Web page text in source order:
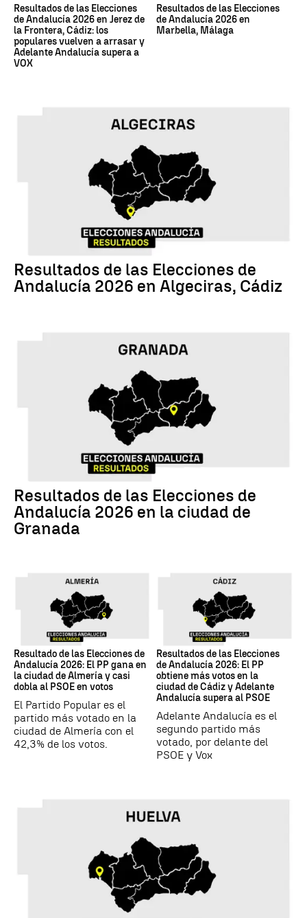
Resultados de las Elecciones
de Andalucía 2026 en Jerez de
la Frontera, Cádiz: los
populares vuelven a arrasar y
Adelante Andalucía supera a
VOX
Resultados de las Elecciones
de Andalucía 2026 en
Marbella, Málaga
Resultados de las Elecciones de
Andalucía 2026 en Algeciras, Cádiz
Resultados de las Elecciones de
Andalucía 2026 en la ciudad de
Granada
Resultado de las Elecciones de
Andalucía 2026: El PP gana en
la ciudad de Almería y casi
dobla al PSOE en votos
El Partido Popular es el
partido más votado en la
ciudad de Almería con el
42,3% de los votos.
Resultados de las Elecciones
de Andalucía 2026: El PP
obtiene más votos en la
ciudad de Cádiz y Adelante
Andalucía supera al PSOE
Adelante Andalucía es el
segundo partido más
votado, por delante del
PSOE y Vox